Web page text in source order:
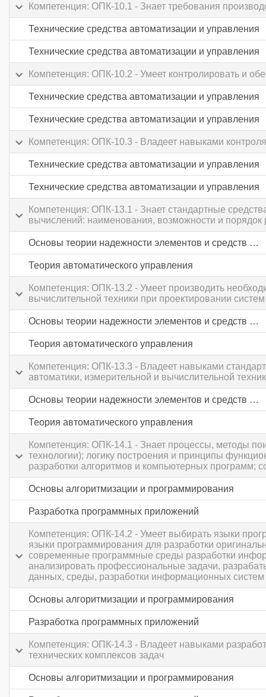
Компетенция: ОПК-10.1 - Знает требования
Технические средства автоматизации и управления
Технические средства автоматизации и управления
Компетенция: ОПК-10.2 - Умеет контролировать и
Технические средства автоматизации и управления
Технические средства автоматизации и управления
Компетенция: ОПК-10.3 - Владеет навыками
Технические средства автоматизации и управления
Технические средства автоматизации и управления
Компетенция: ОПК-13.1 - Знает стандартные
вычислений: наименования, возможности и порядок
Основы теории надежности элементов и средств автоматики
Теория автоматического управления
Компетенция: ОПК-13.2 - Умеет производить
вычислительной техники при проектировании
Основы теории надежности элементов и средств автоматики
Теория автоматического управления
Компетенция: ОПК-13.3 - Владеет навыками
автоматики, измерительной и вычислительной
Основы теории надежности элементов и средств автоматики
Теория автоматического управления
Компетенция: ОПК-14.1 - Знает процессы, методы
технологии); логику построения и принципы
разработки алгоритмов и компьютерных программ;
Основы алгоритмизации и программирования
Разработка программных приложений
Компетенция: ОПК-14.2 - Умеет выбирать языки
языки программирования для разработки
современные программные среды разработки
анализировать профессиональные задачи,
данных, среды, разработки информационных систем
Основы алгоритмизации и программирования
Разработка программных приложений
Компетенция: ОПК-14.3 - Владеет навыками
технических комплексов задач
Основы алгоритмизации и программирования